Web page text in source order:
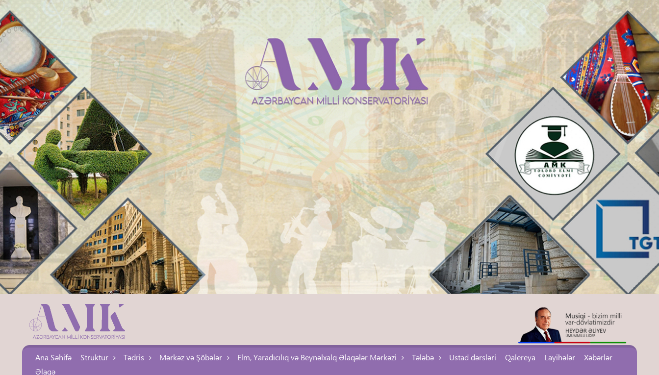
Ana Səhifə Struktur Tədris Mərkəz və Şöbələr Elm, Yaradıcılıq və Beynəlxalq Əlaqələr Mərkəzi Tələbə Ustad dərsləri Qalereya Layihələr
Xəbərlər
Əlaqə